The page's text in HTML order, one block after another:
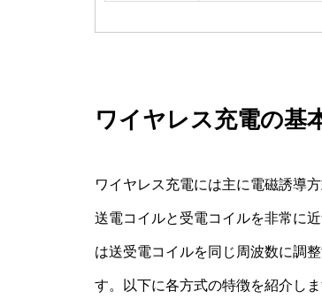
ワイヤレス充電の基
ワイヤレス充電には主に電磁誘導
送電コイルと受電コイルを非常に
は送受電コイルを同じ周波数に調
す。以下に各方式の特徴を紹介しま